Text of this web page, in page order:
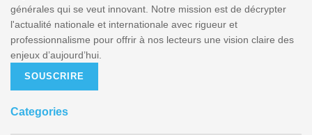
générales qui se veut innovant. Notre mission est de décrypter
l'actualité nationale et internationale avec rigueur et
professionnalisme pour offrir à nos lecteurs une vision claire des
enjeux d’aujourd’hui.
SOUSCRIRE
Categories